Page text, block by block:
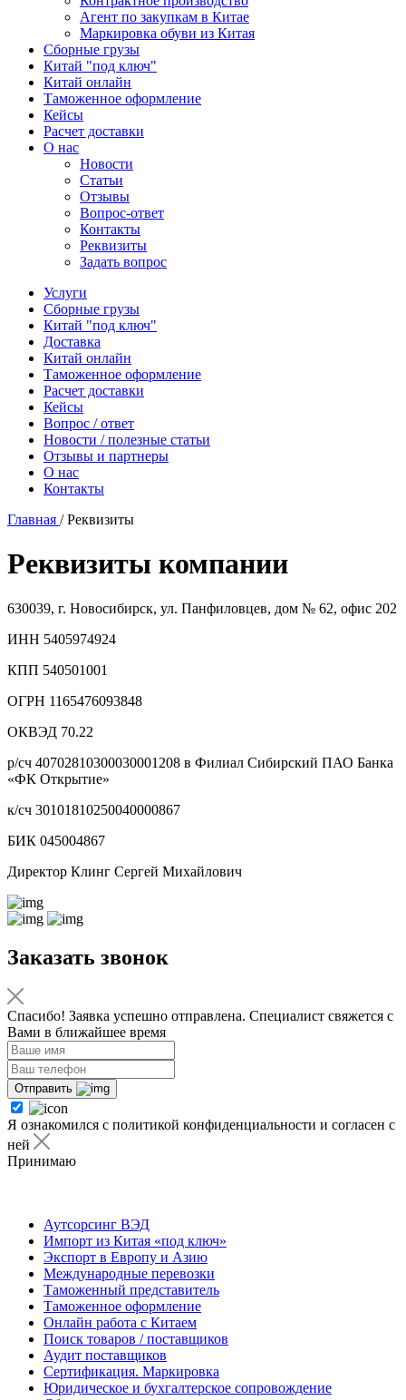
Агент по закупкам в Китае
Маркировка обуви из Китая
Сборные грузы
Китай "под ключ"
Китай онлайн
Таможенное оформление
Кейсы
Расчет доставки
О нас
Новости
Статьи
Отзывы
Вопрос-ответ
Контакты
Реквизиты
Задать вопрос
Услуги
Сборные грузы
Китай "под ключ"
Доставка
Китай онлайн
Таможенное оформление
Расчет доставки
Кейсы
Вопрос / ответ
Новости / полезные статьи
Отзывы и партнеры
О нас
Контакты
Главная /Реквизиты
Реквизиты компании
630039, г. Новосибирск, ул. Панфиловцев, дом № 62, офис 202
ИНН 5405974924
КПП 540501001
ОГРН 1165476093848
ОКВЭД 70.22
р/сч 40702810300030001208 в Филиал Сибирский ПАО Банка
«ФК Открытие»
к/сч 30101810250040000867
БИК 045004867
Директор Клинг Сергей Михайлович
Заказать звонок
Спасибо! Заявка успешно отправлена. Специалист свяжется с
Вами в ближайшее время
Отправить
Я ознакомился с политикой конфиденциальности и согласен с
ней
Принимаю
Аутсорсинг ВЭД
Импорт из Китая «под ключ»
Экспорт в Европу и Азию
Международные перевозки
Таможенный представитель
Таможенное оформление
Онлайн работа с Китаем
Поиск товаров / поставщиков
Аудит поставщиков
Сертификация. Маркировка
Юридическое и бухгалтерское сопровождение